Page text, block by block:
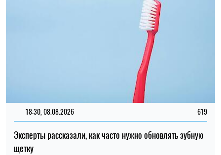
18:30, 08.08.2026 619
Эксперты рассказали, как часто нужно обновлять зубную
щетку